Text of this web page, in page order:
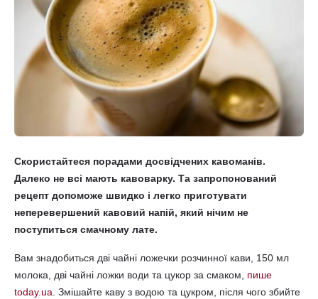
Скористайтеся порадами досвідчених кавоманів.
Далеко не всі мають кавоварку. Та запропонований
рецепт допоможе швидко і легко приготувати
неперевершений кавовий напій, який нічим не
поступиться смачному лате.
Вам знадобиться дві чайні ложечки розчинної кави, 150 мл
молока, дві чайні ложки води та цукор за смаком, пише
today.ua . Змішайте каву з водою та цукром, після чого збийте